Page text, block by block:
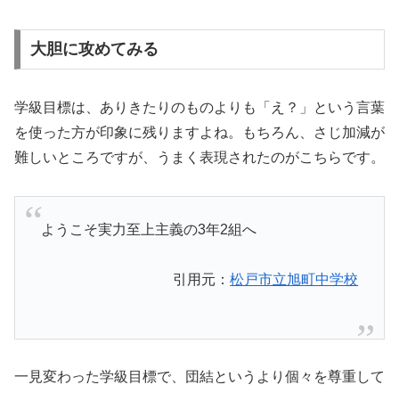
大胆に攻めてみる
学級目標は、ありきたりのものよりも「え？」という言葉
を使った方が印象に残りますよね。もちろん、さじ加減が
難しいところですが、うまく表現されたのがこちらです。
ようこそ実力至上主義の3年2組へ
引用元：松戸市立旭町中学校
一見変わった学級目標で、団結というより個々を尊重して